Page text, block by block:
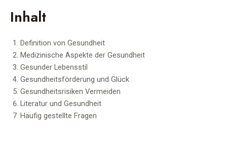
Inhalt
Definition von Gesundheit
Medizinische Aspekte der Gesundheit
Gesunder Lebensstil
Gesundheitsförderung und Glück
Gesundheitsrisiken Vermeiden
Literatur und Gesundheit
Häufig gestellte Fragen